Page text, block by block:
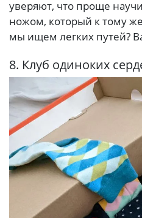
уверяют, что проще
ножом, который к тому
мы ищем легких путей?
8. Клуб одиноких